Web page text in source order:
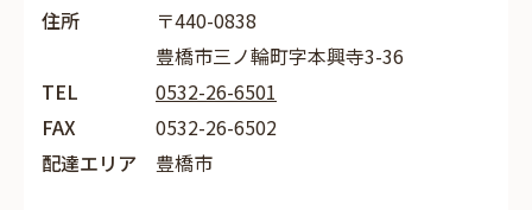
住所
〒440-0838
豊橋市三ノ輪町字本興寺3-36
TEL
0532-26-6501
FAX
0532-26-6502
配達エリア
豊橋市